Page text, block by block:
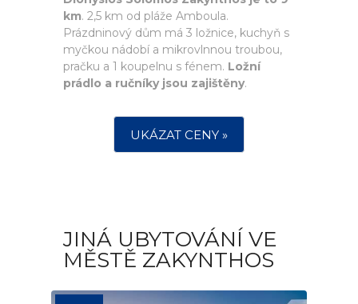
km. 2,5 km od pláže Amboula.
Prázdninový dům má 3 ložnice, kuchyň s
myčkou nádobí a mikrovlnnou troubou,
pračku a 1 koupelnu s fénem. Ložní
prádlo a ručníky jsou zajištěny.
UKÁZAT CENY »
JINÁ UBYTOVÁNÍ VE
MĚSTĚ ZAKYNTHOS